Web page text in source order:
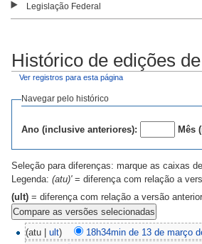
Legislação Federal
Histórico de edições
Ver registros para esta página
Navegar pelo histórico
Ano (inclusive anteriores): Mês
Seleção para diferenças: marque as caixas
Legenda: (atu)'= diferença com relação a
(ult) = diferença com relação a versão
(atu |ult) 18h34min de 13 de março